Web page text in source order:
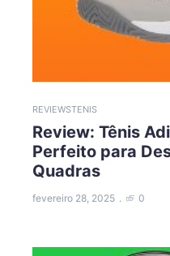
REVIEWSTENIS
Review: Tênis
Perfeito para
Quadras
fevereiro 28, 2025 0